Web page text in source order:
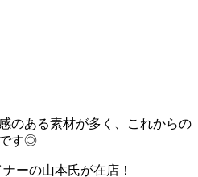
のある素材が多く、これからの
です◎
ーの山本氏が在店！